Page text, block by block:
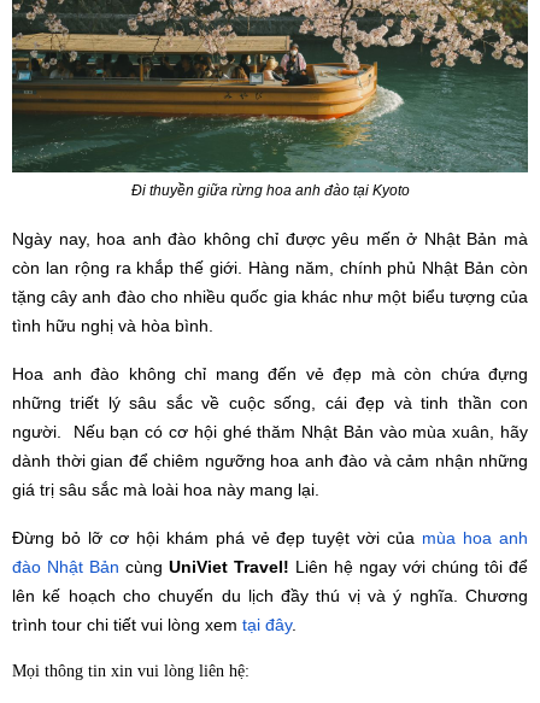
Đi thuyền giữa rừng hoa anh đào tại Kyoto
Ngày nay, hoa anh đào không chỉ được yêu mến ở Nhật Bản mà
còn lan rộng ra khắp thế giới. Hàng năm, chính phủ Nhật Bản còn
tặng cây anh đào cho nhiều quốc gia khác như một biểu tượng của
tình hữu nghị và hòa bình.
Hoa anh đào không chỉ mang đến vẻ đẹp mà còn chứa đựng
những triết lý sâu sắc về cuộc sống, cái đẹp và tinh thần con
người. Nếu bạn có cơ hội ghé thăm Nhật Bản vào mùa xuân, hãy
dành thời gian để chiêm ngưỡng hoa anh đào và cảm nhận những
giá trị sâu sắc mà loài hoa này mang lại.
Đừng bỏ lỡ cơ hội khám phá vẻ đẹp tuyệt vời của mùa hoa anh
đào Nhật Bản cùng UniViet Travel! Liên hệ ngay với chúng tôi để
lên kế hoạch cho chuyến du lịch đầy thú vị và ý nghĩa. Chương
trình tour chi tiết vui lòng xem tại đây.
Mọi thông tin xin vui lòng liên hệ: